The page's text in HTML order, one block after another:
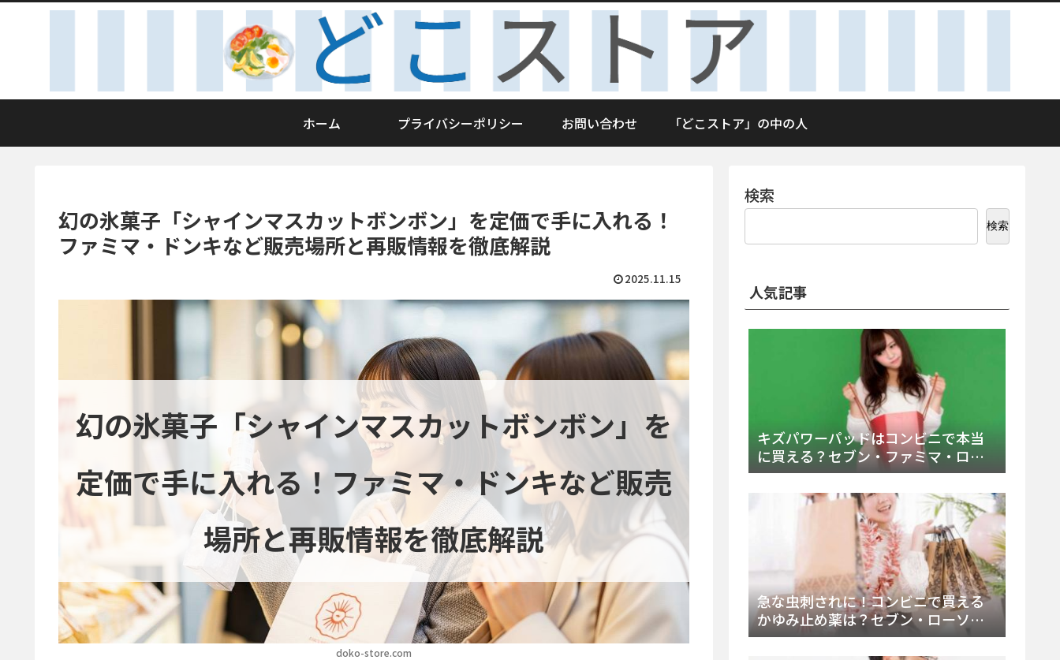
ホーム プライバシーポリシー お問い合わせ 「どこストア」の中の人
幻の氷菓子「シャインマスカットボンボン」を定価で手に入れる！
ファミマ・ドンキなど販売場所と再販情報を徹底解説
2025.11.15
doko-store.com
幻の氷菓子「シャインマスカットボンボン」を
定価で手に入れる！ファミマ・ドンキなど販売
場所と再販情報を徹底解説
検索
検索
人気記事
キズパワーパッドはコンビニで本当
に買える？セブン・ファミマ・ロー
ソン徹底調査＆値段と種類別販売場
所まとめ
急な虫刺されに！コンビニで買える
かゆみ止め薬は？セブン・ローソ
ン・ファミマの販売状況と定番商品